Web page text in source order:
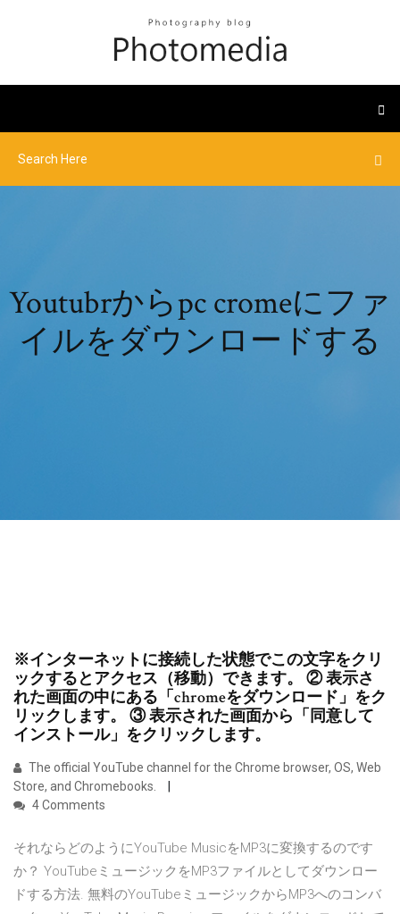
Youtubrからpc cromeにファ
イルをダウンロードする
※インターネットに接続した状態でこの文字をクリ
ックするとアクセス（移動）できます。 ② 表示さ
れた画面の中にある「chromeをダウンロード」をク
リックします。 ③ 表示された画面から「同意して
インストール」をクリックします。
The official YouTube channel for the Chrome browser, OS, Web
Store, and Chromebooks.
4 Comments
それならどのようにYouTube MusicをMP3に変換するのです
か？ YouTubeミュージックをMP3ファイルとしてダウンロー
ドする方法. 無料のYouTubeミュージックからMP3へのコンバ